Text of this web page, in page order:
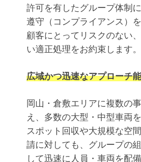
許可を有したグループ体制
遵守（コンプライアンス）
顧客にとってリスクのない
い適正処理をお約束します。
広域かつ迅速なアプローチ
岡山・倉敷エリアに複数の
え、多数の大型・中型車両
スポット回収や大規模な空
請に対しても、グループの
して迅速に人員・車両を配